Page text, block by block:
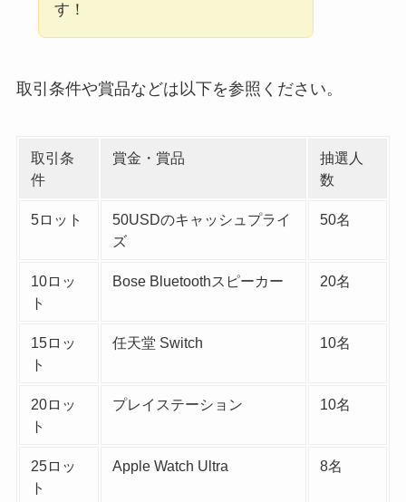
す！
取引条件や賞品などは以下を参照ください。
取引条
件
賞金・賞品
抽選人
数
5ロット
50USDのキャッシュプライ
ズ
50名
10ロッ
ト
Bose Bluetoothスピーカー 20名
15ロッ
ト
任天堂 Switch 10名
20ロッ
ト
プレイステーション 10名
25ロッ
ト
Apple Watch Ultra 8名